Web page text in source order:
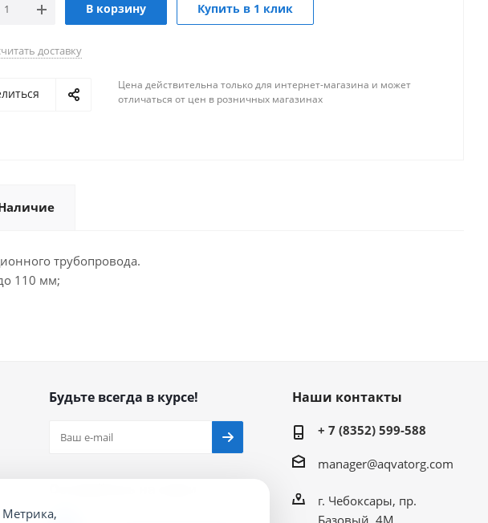
В корзину Купить в 1 клик
доставку
Цена действительна только для интернет-магазина и может
отличаться от цен в розничных магазинах
трубопровода.
110 мм;
Будьте всегда в курсе! Наши контакты
+ 7 (8352) 599-588
manager@aqvatorg.com
г. Чебоксары, пр.
Базовый, 4М